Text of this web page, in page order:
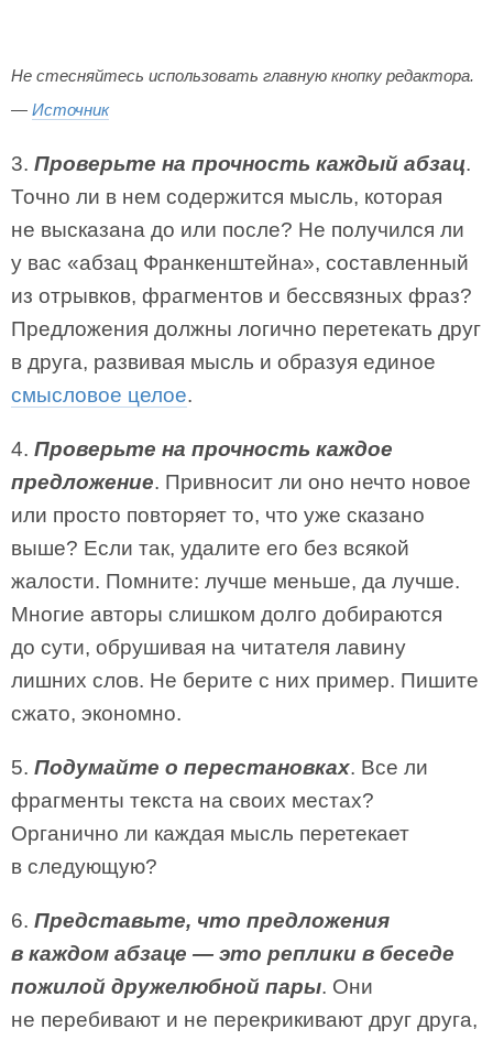
Не стесняйтесь использовать главную кнопку редактора.
— Источник
3. Проверьте на прочность каждый абзац.
Точно ли в нем содержится мысль, которая
не высказана до или после? Не получился ли
у вас «абзац Франкенштейна», составленный
из отрывков, фрагментов и бессвязных фраз?
Предложения должны логично перетекать друг
в друга, развивая мысль и образуя единое
смысловое целое.
4. Проверьте на прочность каждое
предложение. Привносит ли оно нечто новое
или просто повторяет то, что уже сказано
выше? Если так, удалите его без всякой
жалости. Помните: лучше меньше, да лучше.
Многие авторы слишком долго добираются
до сути, обрушивая на читателя лавину
лишних слов. Не берите с них пример. Пишите
сжато, экономно.
5. Подумайте о перестановках. Все ли
фрагменты текста на своих местах?
Органично ли каждая мысль перетекает
в следующую?
6. Представьте, что предложения
в каждом абзаце — это реплики в беседе
пожилой дружелюбной пары. Они
не перебивают и не перекрикивают друг друга,